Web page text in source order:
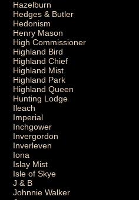
Hazelburn
Hedges & Butler
Hedonism
Henry Mason
High Commissioner
Highland Bird
Highland Chief
Highland Mist
Highland Park
Highland Queen
Hunting Lodge
Ileach
Imperial
Inchgower
Invergordon
Inverleven
Iona
Islay Mist
Isle of Skye
J & B
Johnnie Walker